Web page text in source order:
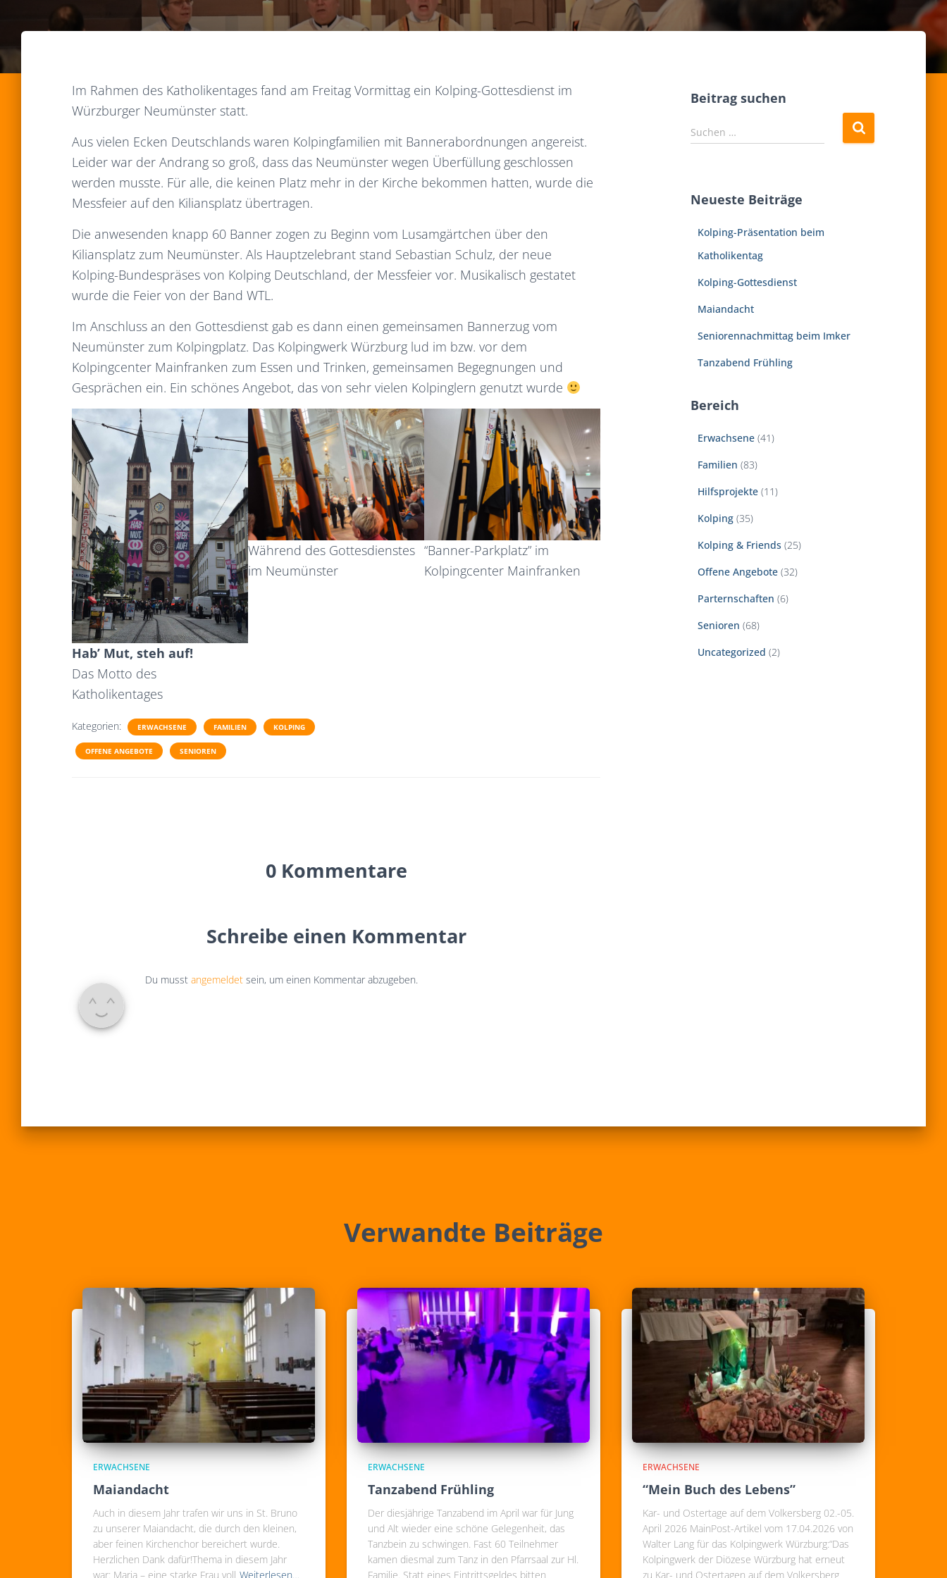
Im Rahmen des Katholikentages fand am Freitag Vormittag ein Kolping-Gottesdienst im
Würzburger Neumünster statt.
Aus vielen Ecken Deutschlands waren Kolpingfamilien mit Bannerabordnungen angereist.
Leider war der Andrang so groß, dass das Neumünster wegen Überfüllung geschlossen
werden musste. Für alle, die keinen Platz mehr in der Kirche bekommen hatten, wurde die
Messfeier auf den Kiliansplatz übertragen.
Die anwesenden knapp 60 Banner zogen zu Beginn vom Lusamgärtchen über den
Kiliansplatz zum Neumünster. Als Hauptzelebrant stand Sebastian Schulz, der neue
Kolping-Bundespräses von Kolping Deutschland, der Messfeier vor. Musikalisch gestatet
wurde die Feier von der Band WTL.
Im Anschluss an den Gottesdienst gab es dann einen gemeinsamen Bannerzug vom
Neumünster zum Kolpingplatz. Das Kolpingwerk Würzburg lud im bzw. vor dem
Kolpingcenter Mainfranken zum Essen und Trinken, gemeinsamen Begegnungen und
Gesprächen ein. Ein schönes Angebot, das von sehr vielen Kolpinglern genutzt wurde
Hab’ Mut, steh auf!
Das Motto des
Katholikentages
Während des Gottesdienstes
im Neumünster
“Banner-Parkplatz” im
Kolpingcenter Mainfranken
Kategorien: ERWACHSENE FAMILIEN KOLPING
OFFENE ANGEBOTE SENIOREN
0 Kommentare
Schreibe einen Kommentar
Du musst angemeldet sein, um einen Kommentar abzugeben.
Beitrag suchen
S
u
n
Suchen …
Neueste Beiträge
Kolping-Präsentation beim
Katholikentag
Kolping-Gottesdienst
Maiandacht
Seniorennachmittag beim Imker
Tanzabend Frühling
Bereich
Erwachsene(41)
Familien (83)
Hilfsprojekte(11)
Kolping(35)
Kolping & Friends (25)
Offene Angebote(32)
Parternschaften (6)
Senioren (68)
Uncategorized (2)
Verwandte Beiträge
ERWACHSENE
Maiandacht
Auch in diesem Jahr trafen wir uns in St. Bruno
zu unserer Maiandacht, die durch den kleinen,
aber feinen Kirchenchor bereichert wurde.
Herzlichen Dank dafür!Thema in diesem Jahr
war: Maria – eine starke Frau voll Weiterlesen…
ERWACHSENE
Tanzabend Frühling
Der diesjährige Tanzabend im April war für Jung
und Alt wieder eine schöne Gelegenheit, das
Tanzbein zu schwingen. Fast 60 Teilnehmer
kamen diesmal zum Tanz in den Pfarrsaal zur Hl.
Familie. Statt eines Eintrittsgeldes bitten
ERWACHSENE
“Mein Buch des Lebens”
Kar- und Ostertage auf dem Volkersberg 02.-05.
April 2026 MainPost-Artikel vom 17.04.2026 von
Walter Lang für das Kolpingwerk Würzburg:“Das
Kolpingwerk der Diözese Würzburg hat erneut
zu Kar- und Ostertagen auf dem Volkersberg